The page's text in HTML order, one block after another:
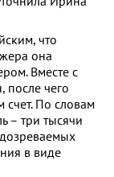
что
она
Вместе с
после чего
счет. По словам
– три тысячи
в виде